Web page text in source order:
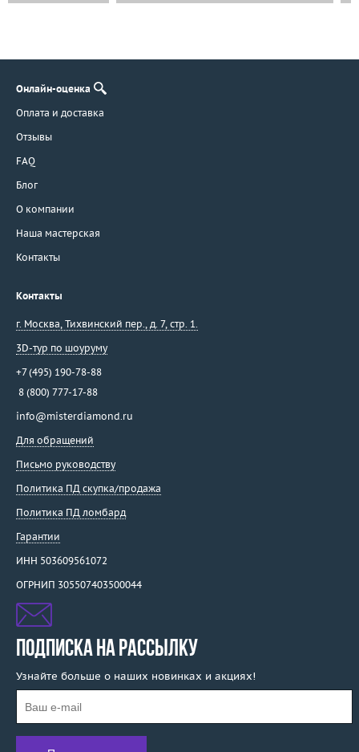
Онлайн-оценка
Оплата и доставка
Отзывы
FAQ
Блог
О компании
Наша мастерская
Контакты
Контакты
г. Москва, Тихвинский пер., д. 7, стр. 1.
3D-тур по шоуруму
+7 (495) 190-78-88
8 (800) 777-17-88
info@misterdiamond.ru
Для обращений
Письмо руководству
Политика ПД скупка/продажа
Политика ПД ломбард
Гарантии
ИНН 503609561072
ОГРНИП 305507403500044
ПОДПИСКА НА РАССЫЛКУ
Узнайте больше о наших новинках и акциях!